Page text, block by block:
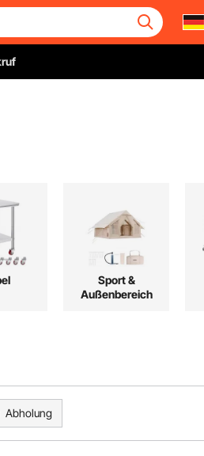
Sport &
Außenbereich
Abholung